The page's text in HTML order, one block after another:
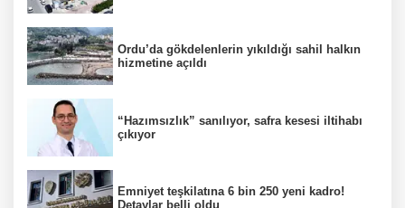
Ordu’da gökdelenlerin yıkıldığı sahil halkın
hizmetine açıldı
“Hazımsızlık” sanılıyor, safra kesesi iltihabı
çıkıyor
Emniyet teşkilatına 6 bin 250 yeni kadro!
Detaylar belli oldu